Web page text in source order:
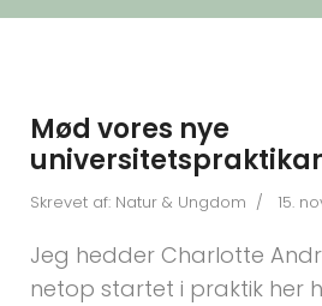
Mød vores nye
Skrevet af: Natur & Ungdom 15.
Jeg hedder Charlotte
netop startet i praktik her